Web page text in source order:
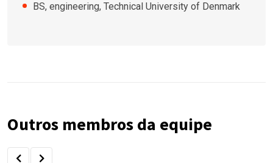
BS, engineering, Technical University of Denmark
Outros membros da equipe